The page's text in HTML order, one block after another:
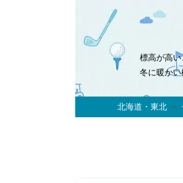
標高が高
冬に暖か
北海道・東北